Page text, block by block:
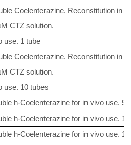
Coelenterazine. Reconstitution in
CTZ solution.
use. 1 tube
Coelenterazine. Reconstitution in
CTZ solution.
use. 10 tubes
h-Coelenterazine for in vivo use.
h-Coelenterazine for in vivo use.
h-Coelenterazine for in vivo use.